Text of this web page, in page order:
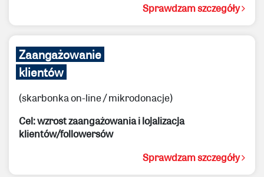
Sprawdzam szczegóły
Zaangażowanie
klientów
(skarbonka on-line / mikrodonacje)
Cel: wzrost zaangażowania i lojalizacja
klientów/followersów
Sprawdzam szczegóły